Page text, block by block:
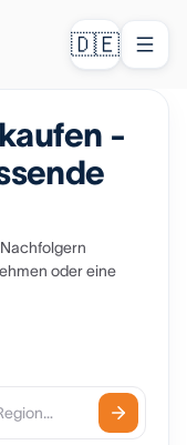
🇩🇪
-
oder eine